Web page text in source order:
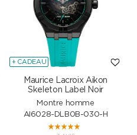
+ CADEAU
Maurice Lacroix Aikon
Skeleton Label Noir
Montre homme
AI6028-DLB0B-030-H